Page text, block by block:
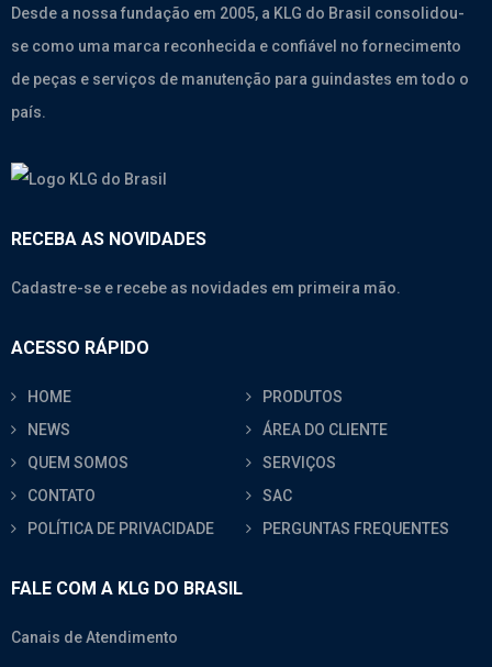
Desde a nossa fundação em 2005, a KLG do Brasil consolidou-
se como uma marca reconhecida e confiável no fornecimento
de peças e serviços de manutenção para guindastes em todo o
país.
RECEBA AS NOVIDADES
Cadastre-se e recebe as novidades em primeira mão.
ACESSO RÁPIDO
HOME
PRODUTOS
NEWS
ÁREA DO CLIENTE
QUEM SOMOS
SERVIÇOS
CONTATO
SAC
POLÍTICA DE PRIVACIDADE
PERGUNTAS FREQUENTES
FALE COM A KLG DO BRASIL
Canais de Atendimento